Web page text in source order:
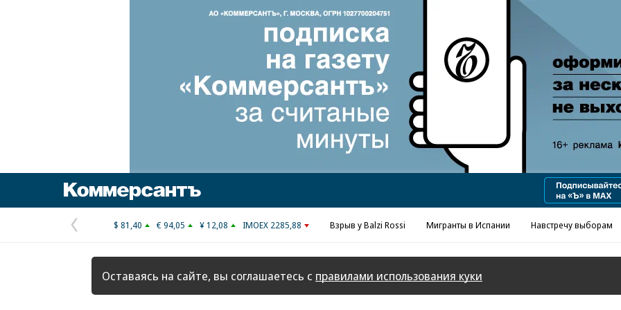
Реклама в «Ъ» www.kommersant.ru/ad
Предыдущая
страница
$ 81,40 € 94,05 ¥ 12,08 IMOEX 2285,88 Взрыв у Balzi Rossi Мигранты в Испании Навстречу выборам
Оставаясь на сайте, вы соглашаетесь с правилами использования куки